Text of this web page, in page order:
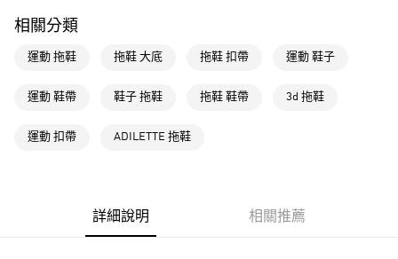
每筆NT$80，滿NT$1,500(含以上)免運費
萊爾富取貨付款
付款後萊爾富取貨
每筆NT$80，滿NT$1,500(含以上)免運費
付款後7-11取貨
相關分類
運動 拖鞋 拖鞋 大底 拖鞋 扣帶 運動 鞋子
運動 鞋帶 鞋子 拖鞋 拖鞋 鞋帶 3d 拖鞋
運動 扣帶 ADILETTE 拖鞋
詳細說明 相關推薦